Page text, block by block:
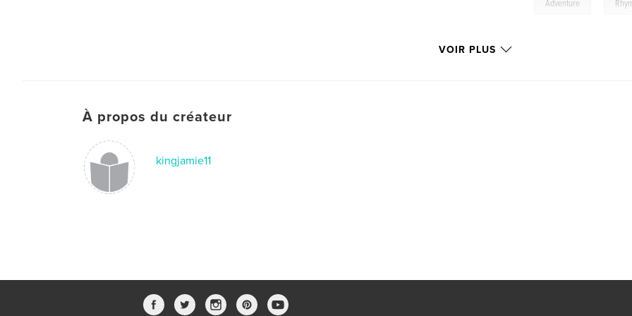
Adventure
VOIR PLUS
À propos du créateur
kingjamie11